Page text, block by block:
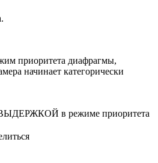
приоритета диафрагмы,
начинает категорически
ВЫДЕРЖКОЙ в режиме приоритета